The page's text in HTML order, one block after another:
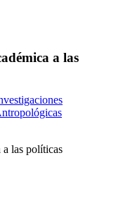
a las
las políticas